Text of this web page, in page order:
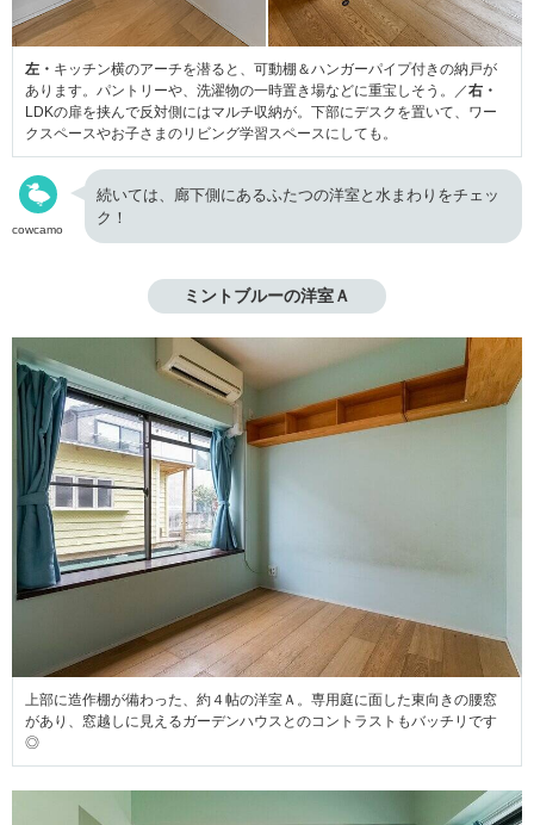
左・ キッチン横のアーチを潜ると、可動棚＆ハンガーパイプ付きの納戸が
あります。パントリーや、洗濯物の一時置き場などに重宝しそう。／右・
LDKの扉を挟んで反対側にはマルチ収納が。下部にデスクを置いて、ワー
クスペースやお子さまのリビング学習スペースにしても。
cowcamo
続いては、廊下側にあるふたつの洋室と水まわりをチェッ
ク！
ミントブルーの洋室Ａ
上部に造作棚が備わった、約４帖の洋室Ａ。専用庭に面した東向きの腰窓
があり、窓越しに見えるガーデンハウスとのコントラストもバッチリです
◎